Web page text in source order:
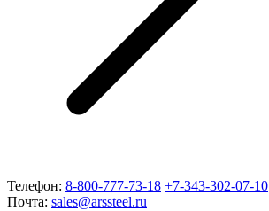
Телефон: 8-800-777-73-18 +7-343-302-07-10
Почта: sales@arssteel.ru